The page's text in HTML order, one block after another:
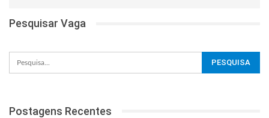
Pesquisar Vaga
Postagens Recentes